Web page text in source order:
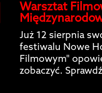
Warsztat
Już 12 sierpnia
festiwalu Nowe
Filmowym"
zobaczyć.